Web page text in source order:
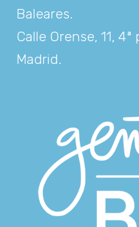
Baleares.
Calle Orense, 11,
Madrid.